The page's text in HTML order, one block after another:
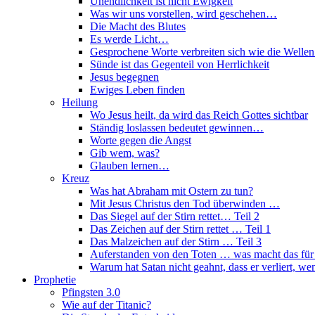
Was wir uns vorstellen, wird geschehen…
Die Macht des Blutes
Es werde Licht…
Gesprochene Worte verbreiten sich wie die
Sünde ist das Gegenteil von Herrlichkeit
Jesus begegnen
Ewiges Leben finden
Heilung
Wo Jesus heilt, da wird das Reich Gottes sichtbar
Ständig loslassen bedeutet gewinnen…
Worte gegen die Angst
Gib wem, was?
Glauben lernen…
Kreuz
Was hat Abraham mit Ostern zu tun?
Mit Jesus Christus den Tod überwinden …
Das Siegel auf der Stirn rettet… Teil 2
Das Zeichen auf der Stirn rettet … Teil 1
Das Malzeichen auf der Stirn … Teil 3
Auferstanden von den Toten … was macht das
Warum hat Satan nicht geahnt, dass er verliert,
Prophetie
Pfingsten 3.0
Wie auf der Titanic?